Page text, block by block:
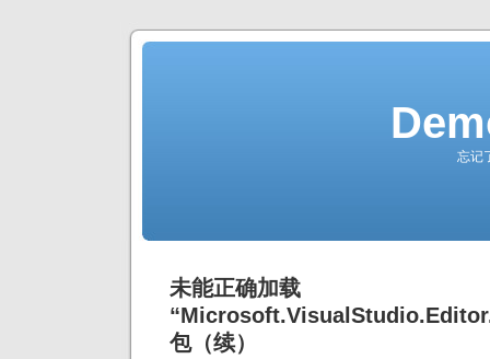
忘记
未能正确加载
包（续）